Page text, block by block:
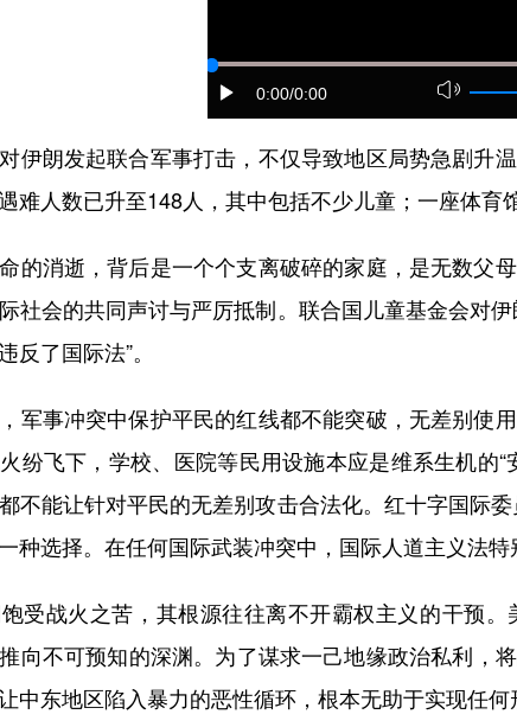
0:00/0:00
朗发起联合军事打击，不仅导致地区局势急剧升
难人数已升至148人，其中包括不少儿童；一座体
消逝，背后是一个个支离破碎的家庭，是无数父
社会的共同声讨与严厉抵制。联合国儿童基金会对
反了国际法”。
事冲突中保护平民的红线都不能突破，无差别使
纷飞下，学校、医院等民用设施本应是维系生机的“
不能让针对平民的无差别攻击合法化。红十字国际
种选择。在任何国际武装冲突中，国际人道主义法特
战火之苦，其根源往往离不开霸权主义的干预。
向不可预知的深渊。为了谋求一己地缘政治私利，
中东地区陷入暴力的恶性循环，根本无助于实现任何